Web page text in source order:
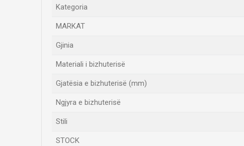
Kategoria
MARKAT
Gjinia
Materiali i bizhuterisë
Gjatësia e bizhuterisë (mm)
Ngjyra e bizhuterisë
Stili
STOCK